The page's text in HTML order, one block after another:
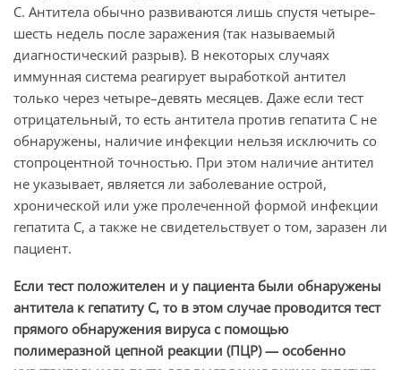
С. Антитела обычно развиваются лишь спустя четыре–
шесть недель после заражения (так называемый
диагностический разрыв). В некоторых случаях
иммунная система реагирует выработкой антител
только через четыре–девять месяцев. Даже если тест
отрицательный, то есть антитела против гепатита С не
обнаружены, наличие инфекции нельзя исключить со
стопроцентной точностью. При этом наличие антител
не указывает, является ли заболевание острой,
хронической или уже пролеченной формой инфекции
гепатита С, а также не свидетельствует о том, заразен ли
пациент.
Если тест положителен и у пациента были обнаружены
антитела к гепатиту С, то в этом случае проводится тест
прямого обнаружения вируса с помощью
полимеразной цепной реакции (ПЦР) — особенно